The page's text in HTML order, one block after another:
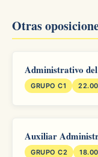
Otras
Administrativo
GRUPO C1
Auxiliar
GRUPO C2